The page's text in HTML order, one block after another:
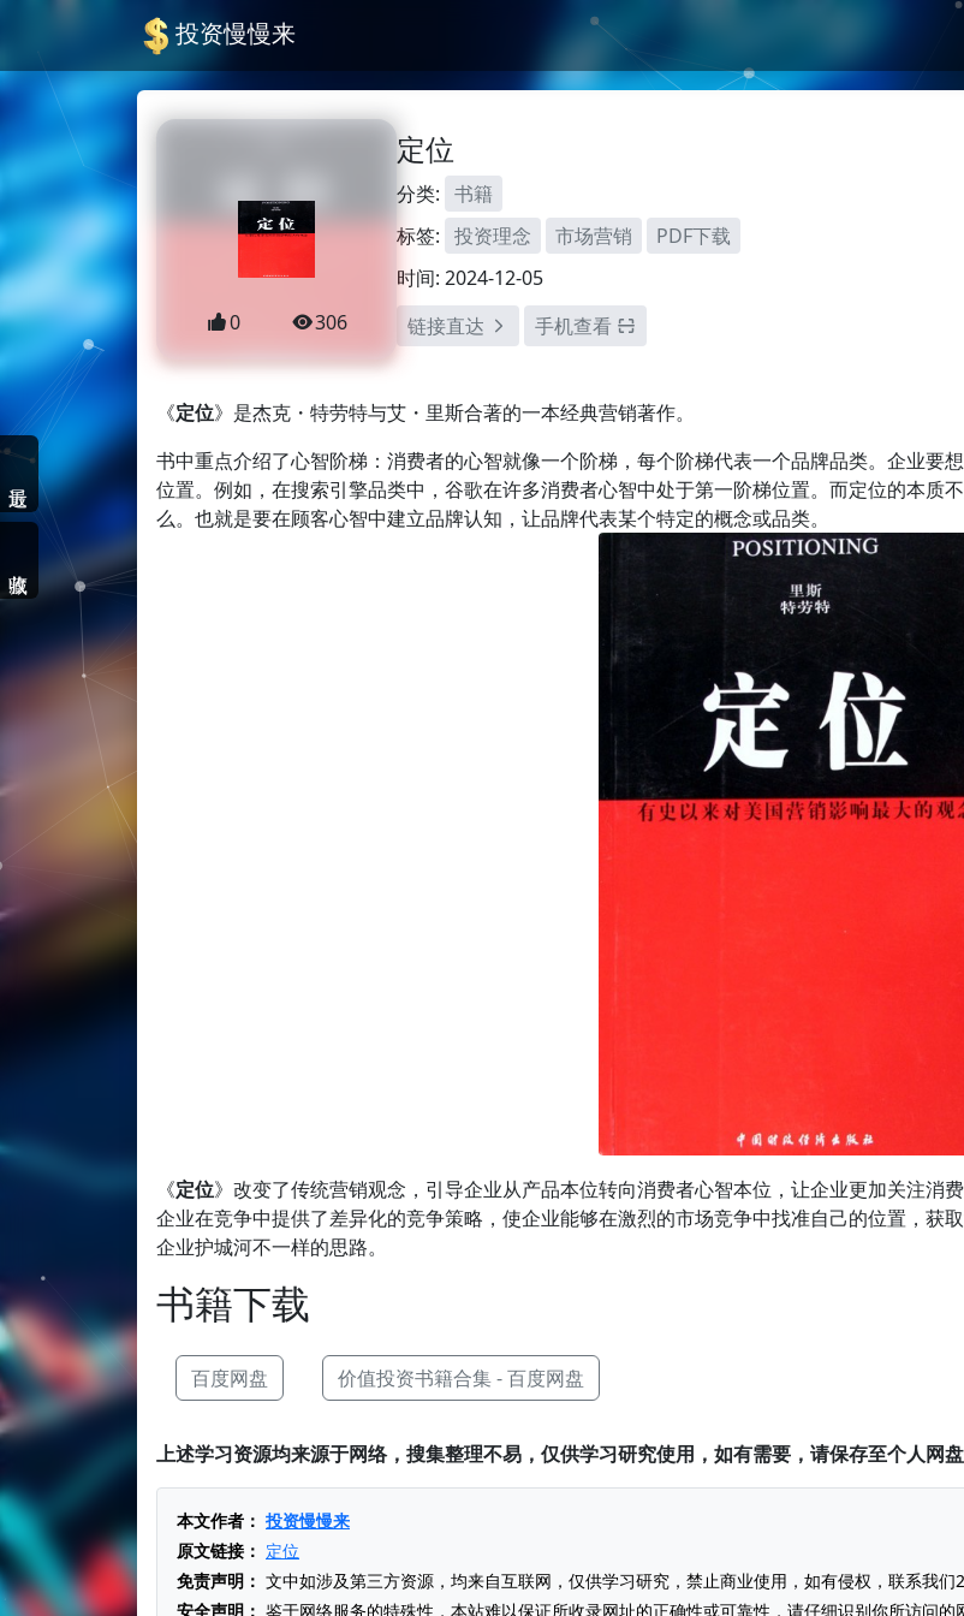
投资慢慢来
0
306
定位
分类: 书籍
标签: 投资理念 市场营销
PDF下载
时间: 2024-12-05
链接直达
手机查看
《定位》是杰克・特劳特与艾・里斯合著的一本经典营销著作。
书中重点介绍了心智阶梯：消费者的心智就像一个阶梯，每个阶梯代表一个品牌品类。企业要
位置。例如，在搜索引擎品类中，谷歌在许多消费者心智中处于第一阶梯位置。而定位的本质
么。也就是要在顾客心智中建立品牌认知，让品牌代表某个特定的概念或品类。
《定位》改变了传统营销观念，引导企业从产品本位转向消费者心智本位，让企业更加关注消
企业在竞争中提供了差异化的竞争策略，使企业能够在激烈的市场竞争中找准自己的位置，获
企业护城河不一样的思路。
书籍下载
百度网盘 价值投资书籍合集 - 百度网盘
上述学习资源均来源于网络，搜集整理不易，仅供学习研究使用，如有需要，请保存至个人网
本文作者： 投资慢慢来
原文链接： 定位
免责声明： 文中如涉及第三方资源，均来自互联网，仅供学习研究，禁止商业使用，如有侵权，联系我们
安全声明： 鉴于网络服务的特殊性，本站难以保证所收录网址的正确性或可靠性，请仔细识别你所访问的